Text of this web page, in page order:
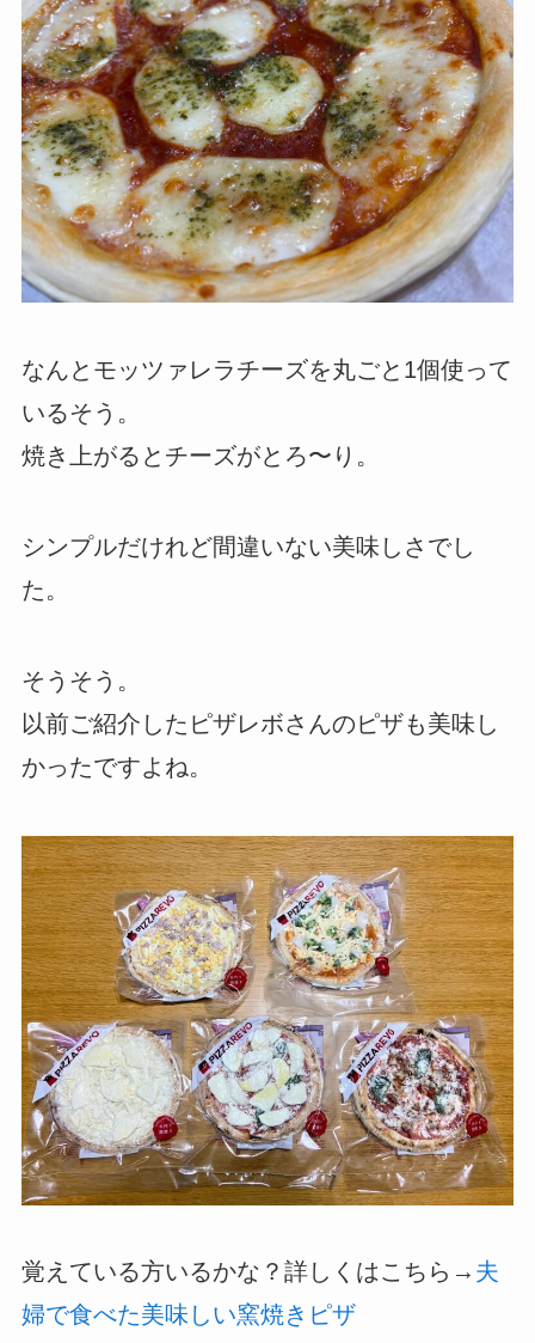
なんとモッツァレラチーズを丸ごと1個使って
いるそう。
焼き上がるとチーズがとろ〜り。
シンプルだけれど間違いない美味しさでし
た。
そうそう。
以前ご紹介したピザレボさんのピザも美味し
かったですよね。
覚えている方いるかな？詳しくはこちら→ 夫
婦で食べた美味しい窯焼きピザ